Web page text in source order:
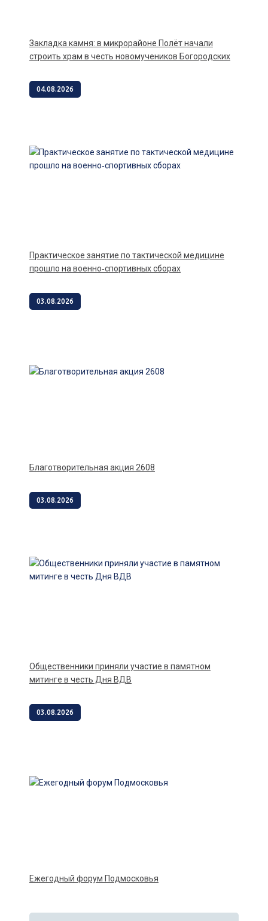
Закладка камня: в микрорайоне Полёт начали
строить храм в честь новомучеников Богородских
04.08.2026
Практическое занятие по тактической медицине
прошло на военно‑спортивных сборах
03.08.2026
Благотворительная акция 2608
03.08.2026
Общественники приняли участие в памятном
митинге в честь Дня ВДВ
03.08.2026
Ежегодный форум Подмосковья